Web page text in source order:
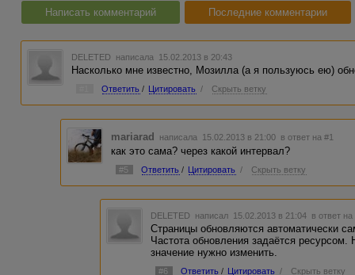
Написать комментарий Последние комментарии
DELETED написала 15.02.2013 в 20:43
Насколько мне известно, Мозилла (а я пользуюсь ею)
Ответить / Цитировать / Скрыть ветку
mariarad написала 15.02.2013 в 21:00 в ответ на #1
как это сама? через какой интервал?
#5 Ответить / Цитировать / Скрыть ветку
DELETED написал 15.02.2013 в 21:04 в ответ на
Страницы обновляются автоматически
Частота обновления задаётся
значение нужно изменить.
#6 Ответить / Цитировать / Скрыть ветку